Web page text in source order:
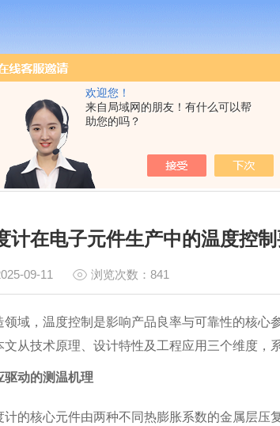
欢迎您！
来自局域网的朋友！有什么可以帮
助您的吗？
我的位置：
计在电子元件生产中的温度控
09-11 浏览次数：841
领域，温度控制是影响产品良率与可靠性的核
文从技术原理、设计特性及工程应用三个维度，
驱动的测温机理
核心元件由两种不同热膨胀系数的金属层压